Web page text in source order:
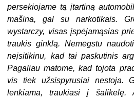
persekiojame tą įtartiną
mašina, gal su narkotikais.
wystarczy, visas įspėjamąsias
traukis ginklą. Nemėgstu
neįsitikinu, kad tai paskutinis
Pagaliau matome, kad tojota
vis tiek užsispyrusiai nestoja.
lenkiama, traukiasi į šalikelę.